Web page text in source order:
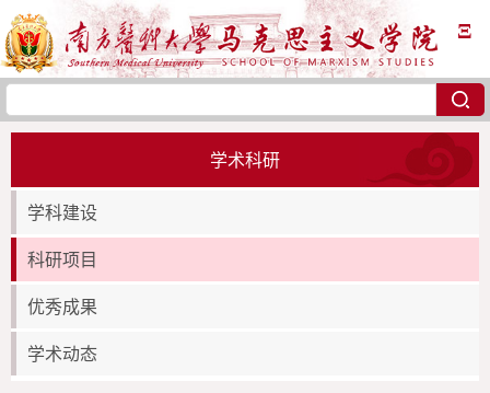
Ξ
学术科研
学科建设
科研项目
优秀成果
学术动态